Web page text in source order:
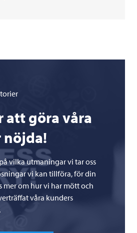
att göra våra
nöjda!
vilka utmaningar vi tar oss
vi kan tillföra, för din
mer om hur vi har mött och
våra kunders